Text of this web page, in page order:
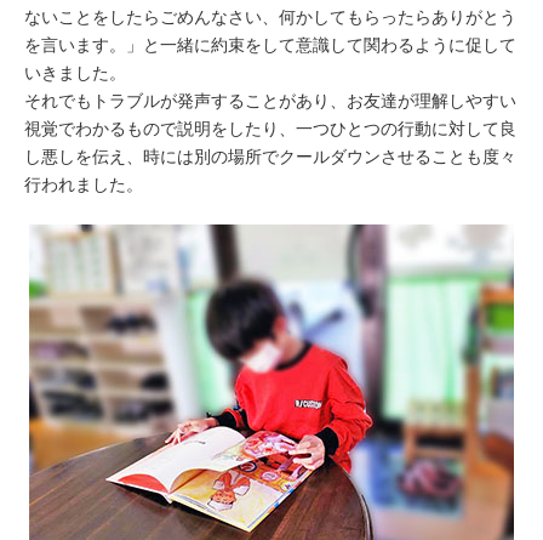
ないことをしたらごめんなさい、何かしてもらったらありがとう
を言います。」と一緒に約束をして意識して関わるように促して
いきました。
それでもトラブルが発声することがあり、お友達が理解しやすい
視覚でわかるもので説明をしたり、一つひとつの行動に対して良
し悪しを伝え、時には別の場所でクールダウンさせることも度々
行われました。